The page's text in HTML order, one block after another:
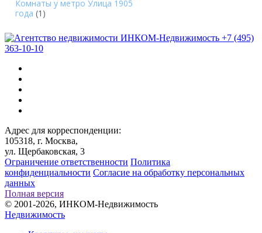
Комнаты у метро Улица 1905
года (1)
+7 (495)
363-10-10
Адрес для корреспонденции:
105318, г. Москва,
ул. Щербаковская, 3
Ограничение ответственности Политика
конфиденциальности Согласие на обработку персональных
данных
Полная версия
© 2001-2026, ИНКОМ-Недвижимость
Недвижимость